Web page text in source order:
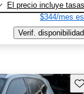
El precio incluye tasas
$344/mes
Verif. disponibilidad